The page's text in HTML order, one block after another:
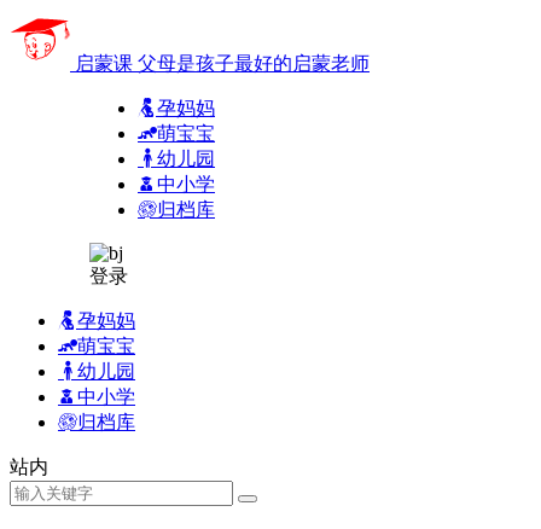
启蒙课 父母是孩子最好的启蒙老师
孕妈妈
萌宝宝
幼儿园
中小学
归档库
登录
孕妈妈
萌宝宝
幼儿园
中小学
归档库
站内